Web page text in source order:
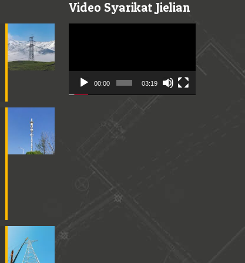
Video Syarikat Jielian
00:00 03:19